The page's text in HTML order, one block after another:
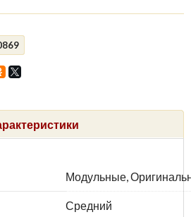
Модульные,
Средний